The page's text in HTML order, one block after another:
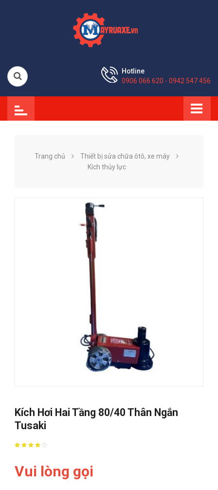
Hotline
0906 066 620 - 0942 547 456
Trang chủ
Thiết bị sửa chữa ôtô, xe máy
Kích thủy lực
Kích Hơi Hai Tầng 80/40 Thân Ngắn
Tusaki
Vui lòng gọi